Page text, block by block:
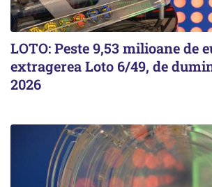
LOTO: Peste 9,53 milioane de
extragerea Loto 6/49, de
2026